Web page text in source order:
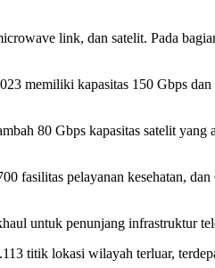
link, dan satelit. Pada
memiliki kapasitas 150 Gbps dan
80 Gbps kapasitas satelit
fasilitas pelayanan kesehatan,
untuk penunjang infrastruktur
titik lokasi wilayah terluar,